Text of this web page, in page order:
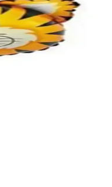
sunar.